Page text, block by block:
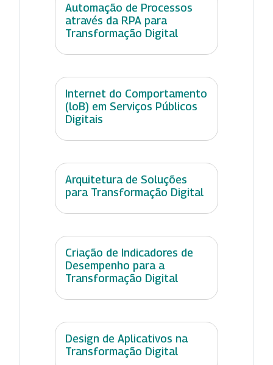
Automação de Processos
através da RPA para
Transformação Digital
Internet do Comportamento
(loB) em Serviços Públicos
Digitais
Arquitetura de Soluções
para Transformação Digital
Criação de Indicadores de
Desempenho para a
Transformação Digital
Design de Aplicativos na
Transformação Digital